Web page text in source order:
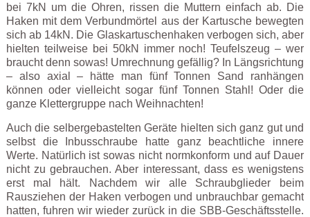
bei 7kN um die Ohren, rissen die Muttern einfach ab. Die
Haken mit dem Verbundmörtel aus der Kartusche bewegten
sich ab 14kN. Die Glaskartuschenhaken verbogen sich, aber
hielten teilweise bei 50kN immer noch! Teufelszeug – wer
braucht denn sowas! Umrechnung gefällig? In Längsrichtung
– also axial – hätte man fünf Tonnen Sand ranhängen
können oder vielleicht sogar fünf Tonnen Stahl! Oder die
ganze Klettergruppe nach Weihnachten!
Auch die selbergebastelten Geräte hielten sich ganz gut und
selbst die Inbusschraube hatte ganz beachtliche innere
Werte. Natürlich ist sowas nicht normkonform und auf Dauer
nicht zu gebrauchen. Aber interessant, dass es wenigstens
erst mal hält. Nachdem wir alle Schraubglieder beim
Rausziehen der Haken verbogen und unbrauchbar gemacht
hatten, fuhren wir wieder zurück in die SBB-Geschäftsstelle.